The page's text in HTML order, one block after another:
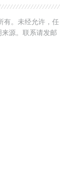
有。未经允许，任
源。联系请发邮